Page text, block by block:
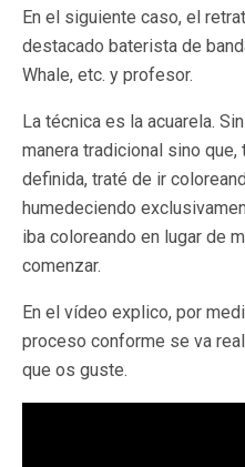
En el siguiente caso, el
destacado baterista de
Whale, etc. y profesor.
La técnica es la acuarela.
manera tradicional sino
definida, traté de ir
humedeciendo
iba coloreando en lugar de
comenzar.
En el vídeo explico, por
proceso conforme se va
que os guste.